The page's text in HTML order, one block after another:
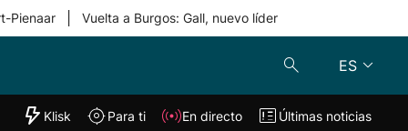
Pienaar Vuelta a Burgos: Gall, nuevo líder
ES
"Helmuga"
Klisk En directo
Klisk Para ti En directo Últimas noticias